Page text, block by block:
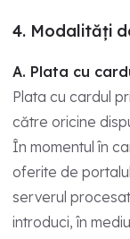
4. Modalități
A. Plata cu
Plata cu cardul
către oricine
În momentul în
oferite de
serverul
introduci, în